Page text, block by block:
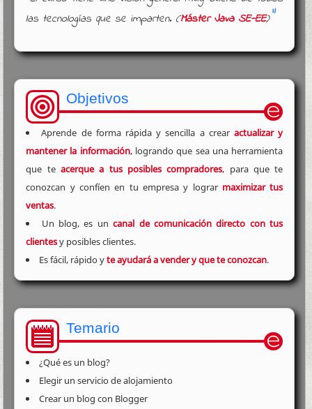
las tecnologías que se imparten. (Máster Java SE-EE)
Objetivos
Aprende de forma rápida y sencilla a crearactualizar y
mantener la información, logrando que sea una herramienta
que te acerque a tus posibles compradores, para que te
conozcan y confíen en tu empresa y lograr maximizar tus
ventas.
Un blog, es uncanal de comunicación directo con tus
clientesy posibles clientes.
Es fácil, rápido yte ayudará a vender y que te conozcan.
Temario
¿Qué es un blog?
Elegir un servicio de alojamiento
Crear un blog con Blogger